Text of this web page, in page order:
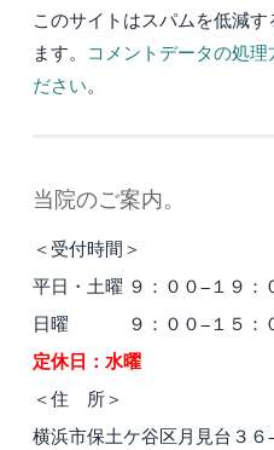
このサイトはスパムを低減
ます。 コメントデータの処
ださい。
当院のご案内。
＜受付時間＞
平日・土曜 ９：００−１９：
日曜 ９：００−１５：
定休日：水曜
＜住 所＞
横浜市保土ケ谷区月見台３６